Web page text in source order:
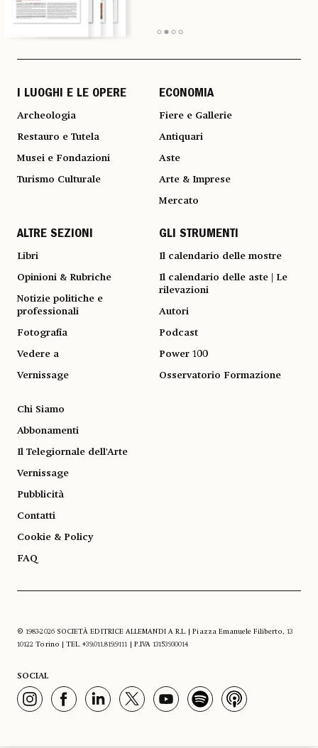
I LUOGHI E LE OPERE
Archeologia
Restauro e Tutela
Musei e Fondazioni
Turismo Culturale
ECONOMIA
Fiere e Gallerie
Antiquari
Aste
Arte & Imprese
Mercato
ALTRE SEZIONI
Libri
Opinioni & Rubriche
Notizie politiche e
professionali
Fotografia
Vedere a
Vernissage
GLI STRUMENTI
Il calendario delle mostre
Il calendario delle aste | Le
rilevazioni
Autori
Podcast
Power 100
Osservatorio Formazione
Chi Siamo
Abbonamenti
Il Telegiornale dell'Arte
Vernissage
Pubblicità
Contatti
Cookie & Policy
FAQ
© 1983-2026 SOCIETÀ EDITRICE ALLEMANDI A R.L. | Piazza Emanuele Filiberto, 13
10122 Torino | TEL. +39.011.819.9111 | P.IVA 13153930014
SOCIAL